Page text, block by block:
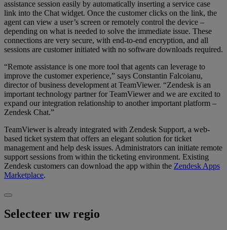
assistance session easily by automatically inserting a service case
link into the Chat widget. Once the customer clicks on the link, the
agent can view a user’s screen or remotely control the device –
depending on what is needed to solve the immediate issue. These
connections are very secure, with end-to-end encryption, and all
sessions are customer initiated with no software downloads required.
“Remote assistance is one more tool that agents can leverage to
improve the customer experience,” says Constantin Falcoianu,
director of business development at TeamViewer. “Zendesk is an
important technology partner for TeamViewer and we are excited to
expand our integration relationship to another important platform –
Zendesk Chat.”
TeamViewer is already integrated with Zendesk Support, a web-
based ticket system that offers an elegant solution for ticket
management and help desk issues. Administrators can initiate remote
support sessions from within the ticketing environment. Existing
Zendesk customers can download the app within the Zendesk Apps
Marketplace.
Selecteer uw regio